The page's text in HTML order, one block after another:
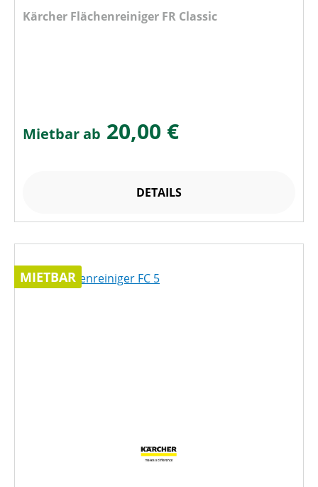
Kärcher Flächenreiniger FR Classic
Mietbar ab 20,00 €
DETAILS
MIETBAR